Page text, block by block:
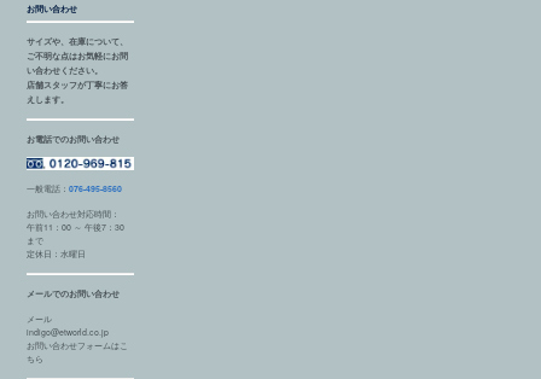
お問い合わせ
サイズや、在庫について、
ご不明な点はお気軽にお問
い合わせください。
店舗スタッフが丁寧にお答
えします。
お電話でのお問い合わせ
一般電話：076-495-8560
お問い合わせ対応時間：
午前11：00 ～ 午後7：30
まで
定休日：水曜日
メールでのお問い合わせ
メール
indigo@etworld.co.jp
お問い合わせフォームはこ
ちら